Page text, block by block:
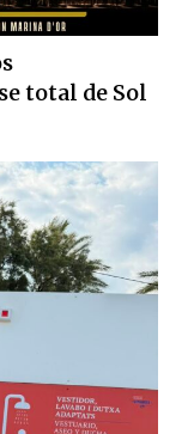
total de Sol